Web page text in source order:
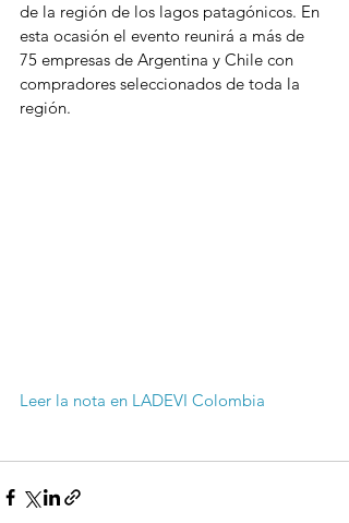
de la región de los lagos patagónicos. En
esta ocasión el evento reunirá a más de
75 empresas de Argentina y Chile con
compradores seleccionados de toda la
región.
Leer la nota en LADEVI Colombia